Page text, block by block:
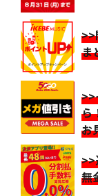
>>
ま
>>
ら
お
>>
無